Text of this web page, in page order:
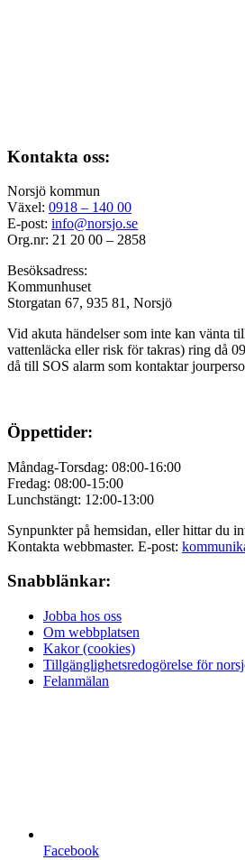
Kontakta oss:
Norsjö kommun
Växel: 0918 – 140 00
E-post: info@norsjo.se
Org.nr: 21 20 00 – 2858
Besöksadress:
Kommunhuset
Storgatan 67, 935 81, Norsjö
Vid akuta händelser som inte kan vänta
vattenläcka ellerrisk för takras) ring då
då till SOS alarm som kontaktar
Öppettider:
Måndag-Torsdag: 08:00-16:00
Fredag: 08:00-15:00
Lunchstängt: 12:00-13:00
Synpunkter på hemsidan, eller hittar du
Kontakta webbmaster. E-post:
Snabblänkar:
Jobba hos oss
Om webbplatsen
Kakor (cookies)
Tillgänglighetsredogörelse för
Felanmälan
Facebook